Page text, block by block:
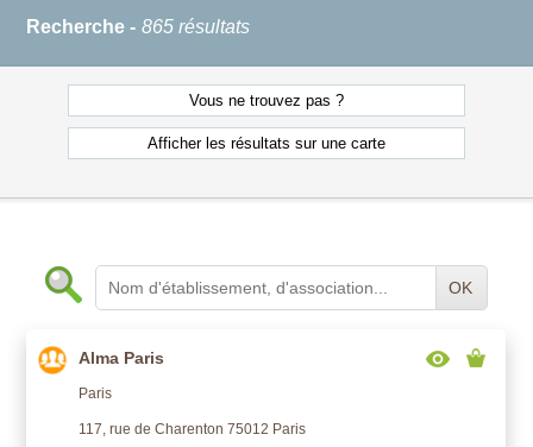
Recherche - 865 résultats
Vous ne trouvez pas ?
Afficher les résultats sur une carte
OK
Alma Paris
Paris
117, rue de Charenton 75012 Paris